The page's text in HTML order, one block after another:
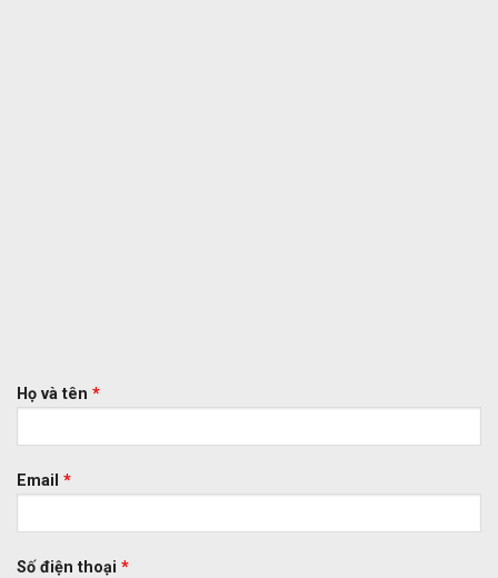
Họ và tên *
Email *
Số điện thoại *